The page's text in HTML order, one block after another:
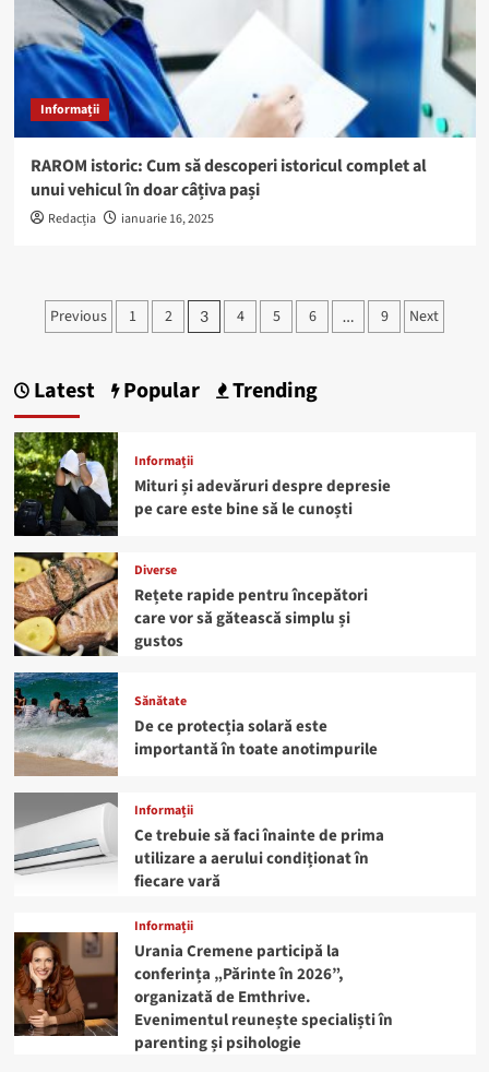
Informații
RAROM istoric: Cum să descoperi istoricul complet al
unui vehicul în doar câțiva pași
Redacția ianuarie 16, 2025
Paginație
Previous 1 2 3 4 5 6 … 9 Next
Latest Popular Trending
Informații
Mituri și adevăruri despre depresie
pe care este bine să le cunoști
Diverse
Rețete rapide pentru începători
care vor să gătească simplu și
gustos
Sănătate
De ce protecția solară este
importantă în toate anotimpurile
Informații
Ce trebuie să faci înainte de prima
utilizare a aerului condiționat în
fiecare vară
Informații
Urania Cremene participă la
conferința „Părinte în 2026”,
organizată de Emthrive.
Evenimentul reunește specialiști în
parenting și psihologie